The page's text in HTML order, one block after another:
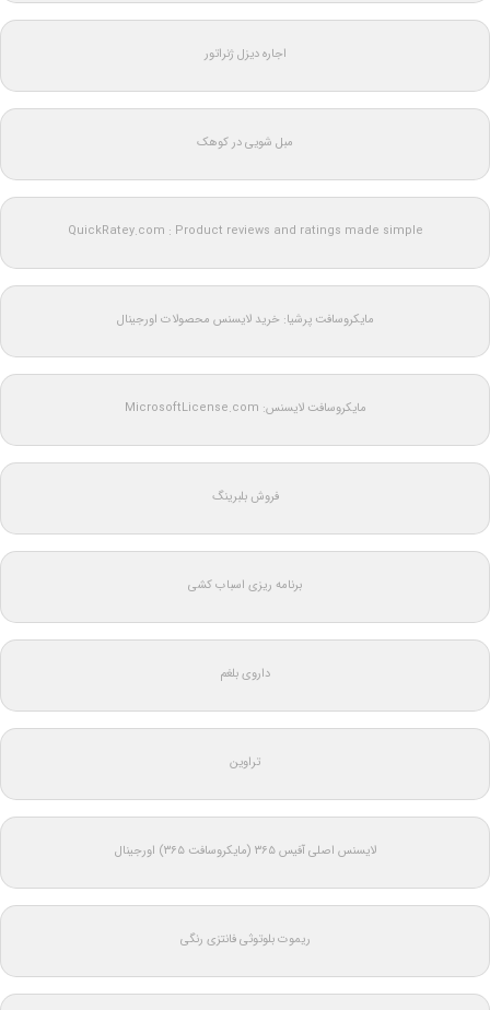
اجاره دیزل ژنراتور
مبل شویی در کوهک
QuickRatey.com : Product reviews and ratings made simple
مایکروسافت پرشیا: خرید لایسنس محصولات اورجینال
مایکروسافت لایسنس: MicrosoftLicense.com
فروش بلبرینگ
برنامه ریزی اسباب کشی
داروی بلغم
تراوین
لایسنس اصلی آفیس ۳۶۵ (مایکروسافت ۳۶۵) اورجینال
ریموت بلوتوثی فانتزی رنگی